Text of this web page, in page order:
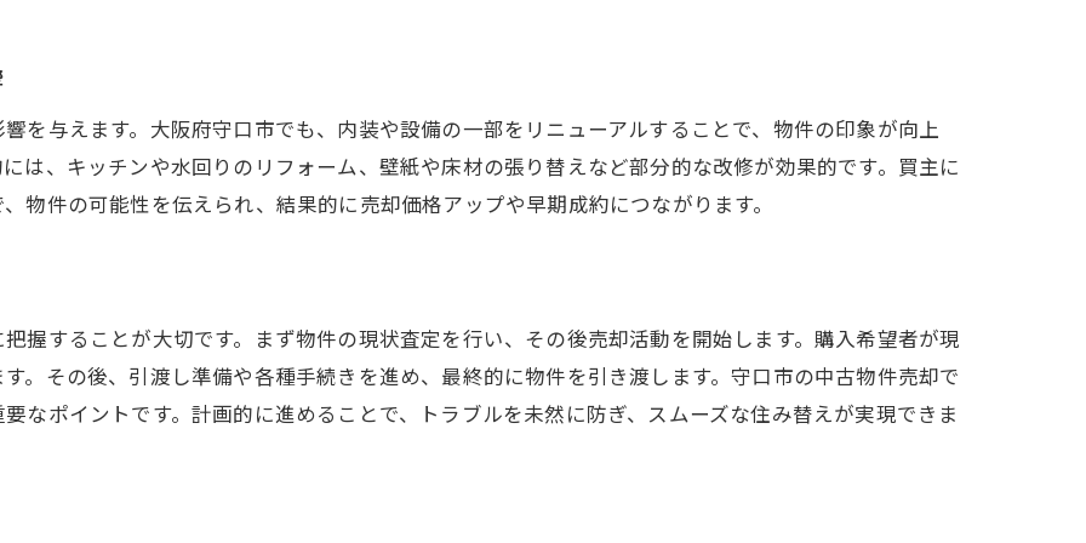
駐車場付き中古物件を高く売るための秘訣
中古物件売却で失敗しない最終チェック項目
を与えます。大阪府守口市でも、内装や設備の一部をリニューアルすることで、物件の印象が向上
は、キッチンや水回りのリフォーム、壁紙や床材の張り替えなど部分的な改修が効果的です。買主に
物件の可能性を伝えられ、結果的に売却価格アップや早期成約につながります。
握することが大切です。まず物件の現状査定を行い、その後売却活動を開始します。購入希望者が現
。その後、引渡し準備や各種手続きを進め、最終的に物件を引き渡します。守口市の中古物件売却で
なポイントです。計画的に進めることで、トラブルを未然に防ぎ、スムーズな住み替えが実現できま